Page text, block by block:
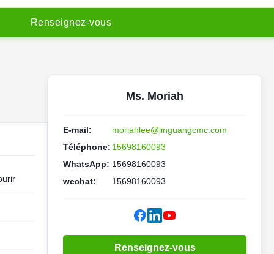
Renseignez-vous
Ms. Moriah
E-mail:
moriahlee@linguangcmc.com
Téléphone: 15698160093
WhatsApp: 15698160093
wechat:
15698160093
Renseignez-vous